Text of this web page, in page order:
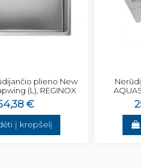
plieno New
(L), REGINOX
€
į krepšelį